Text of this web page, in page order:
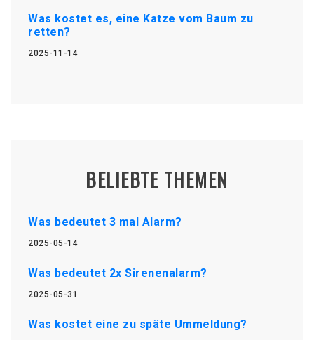
Was kostet es, eine Katze vom Baum zu
retten?
2025-11-14
BELIEBTE THEMEN
Was bedeutet 3 mal Alarm?
2025-05-14
Was bedeutet 2x Sirenenalarm?
2025-05-31
Was kostet eine zu späte Ummeldung?